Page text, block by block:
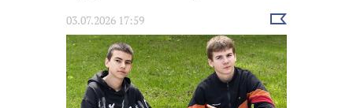
03.07.2026 17:59
Выбрать
новость